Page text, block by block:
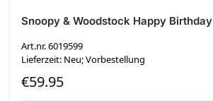
Snoopy & Woodstock Happy Birthday
Art.nr. 6019599
Lieferzeit: Neu; Vorbestellung
€59.95